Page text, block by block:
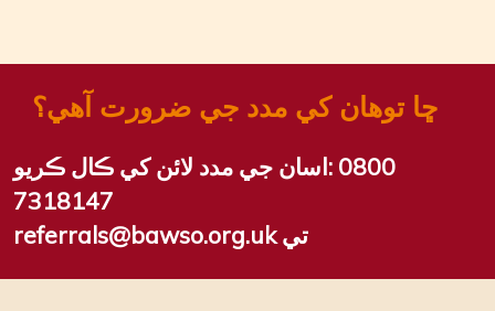
ڇا توھان کي مدد جي ضرورت آھي؟
اسان جي مدد لائن کي ڪال ڪريو: 0800
7318147
referrals@bawso.org.uk تي